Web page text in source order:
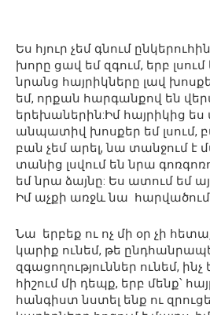
Ես հյուր չեմ գնում
խորը ցավ եմ զգում, երբ
նրանց հայրիկները լավ
եմ, որքան հարգանքով են
երեխաներին:Իմ հայրիկից ես
անպատիվ խոսքեր եմ լսում,
բան չեմ արել, նա տանջում է
տանից լսվում են նրա
եմ նրա ձայնը: Ես ատում եմ
Իմ աչքի առջև նա հարվածում
Նա երբեք ու ոչ մի օր չի
կարիք ունեմ, թե
զգացողություններ ունեմ, ինչ
հիշում մի դեպք, երբ մենք՝
հանգիստ նստել ենք ու